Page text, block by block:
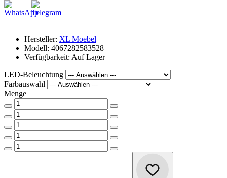
Hersteller: XL Moebel
Modell: 4067282583528
Verfügbarkeit: Auf Lager
LED-Beleuchtung
Farbauswahl
Menge